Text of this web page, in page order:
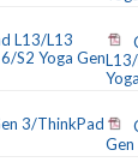
L13/L13
S2 Yoga Gen
3/ThinkPad